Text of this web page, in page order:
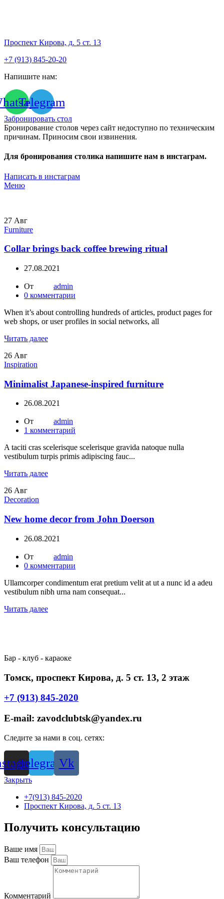
Проспект Кирова, д. 5 ст. 13
+7 (913) 845-20-20
Напишите нам:
Telegram
Забронировать стол
Бронирование столов через сайт недоступно по техническим
причинам. Приносим свои извинения.
Для бронирования столика напишите нам в инстаграм.
Написать в инстаграм
Меню
27 Авг
Furniture
Collar brings back coffee brewing ritual
27.08.2021
От
admin
0 комментарии
When it’s about controlling hundreds of articles, product pages for
web shops, or user profiles in social networks, all
Читать далее
26 Авг
Inspiration
Minimalist Japanese-inspired furniture
26.08.2021
От
admin
1 комментарий
A taciti cras scelerisque scelerisque gravida natoque nulla
vestibulum turpis primis adipiscing fauc...
Читать далее
26 Авг
Decoration
New home decor from John Doerson
26.08.2021
От
admin
0 комментарии
Ullamcorper condimentum erat pretium velit at ut a nunc id a adeu
vestibulum nibh urna nam consequat...
Читать далее
Бар - клуб - караоке
Томск, проспект Кирова, д. 5 ст. 13, 2 этаж
+7 (913) 845-2020
E-mail: zavodclubtsk@yandex.ru
Следите за нами в соц. сетях:
TelegramVk
Закрыть
+7(913) 845-2020
Проспект Кирова, д. 5 ст. 13
Получить консультацию
Ваше имя
Ваш телефон
Комментарий